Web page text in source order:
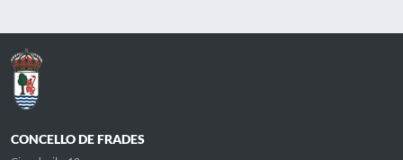
CONCELLO DE FRADES